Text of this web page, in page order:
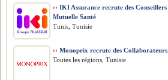
›› IKI Assurance recrute des Conseillers
Mutuelle Santé
Tunis, Tunisie
›› Monoprix recrute des Collaborateurs
Toutes les régions, Tunisie